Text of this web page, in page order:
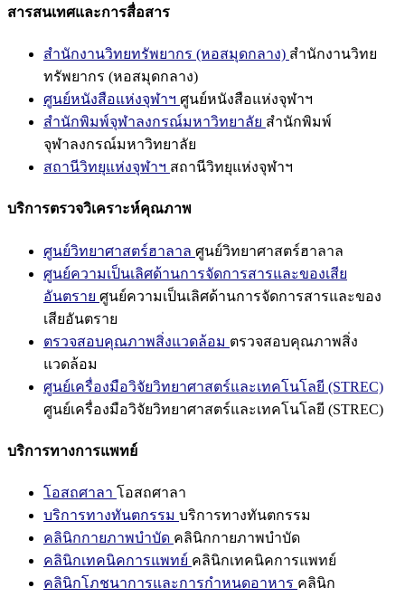
สารสนเทศและการสื่อสาร
สำนักงานวิทยทรัพยากร (หอสมุดกลาง) สำนักงานวิทย
ทรัพยากร (หอสมุดกลาง)
ศูนย์หนังสือแห่งจุฬาฯ ศูนย์หนังสือแห่งจุฬาฯ
สำนักพิมพ์จุฬาลงกรณ์มหาวิทยาลัย สำนักพิมพ์
จุฬาลงกรณ์มหาวิทยาลัย
สถานีวิทยุแห่งจุฬาฯ สถานีวิทยุแห่งจุฬาฯ
บริการตรวจวิเคราะห์คุณภาพ
ศูนย์วิทยาศาสตร์ฮาลาล ศูนย์วิทยาศาสตร์ฮาลาล
ศูนย์ความเป็นเลิศด้านการจัดการสารและของเสีย
อันตราย ศูนย์ความเป็นเลิศด้านการจัดการสารและของ
เสียอันตราย
ตรวจสอบคุณภาพสิ่งแวดล้อม ตรวจสอบคุณภาพสิ่ง
แวดล้อม
ศูนย์เครื่องมือวิจัยวิทยาศาสตร์และเทคโนโลยี (STREC)
ศูนย์เครื่องมือวิจัยวิทยาศาสตร์และเทคโนโลยี (STREC)
บริการทางการแพทย์
โอสถศาลา โอสถศาลา
บริการทางทันตกรรม บริการทางทันตกรรม
คลินิกกายภาพบำบัด คลินิกกายภาพบำบัด
คลินิกเทคนิคการแพทย์ คลินิกเทคนิคการแพทย์
คลินิกโภชนาการและการกำหนดอาหาร คลินิก